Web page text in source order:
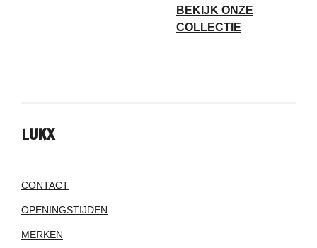
BEKIJK ONZE
COLLECTIE
LUKX
CONTACT
OPENINGSTIJDEN
MERKEN